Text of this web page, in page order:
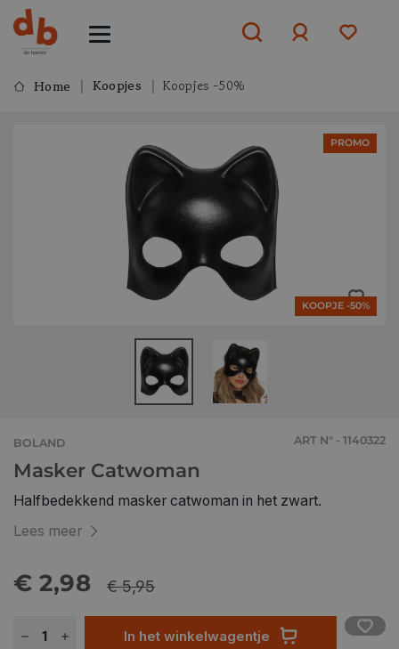
of aanmelden
Home Koopjes Koopjes -50%
PROMO
KOOPJE -50%
BOLAND ART N° - 1140322
Masker Catwoman
Halfbedekkend masker catwoman in het zwart.
Lees meer
€ 2,98 € 5,95
In het winkelwagentje